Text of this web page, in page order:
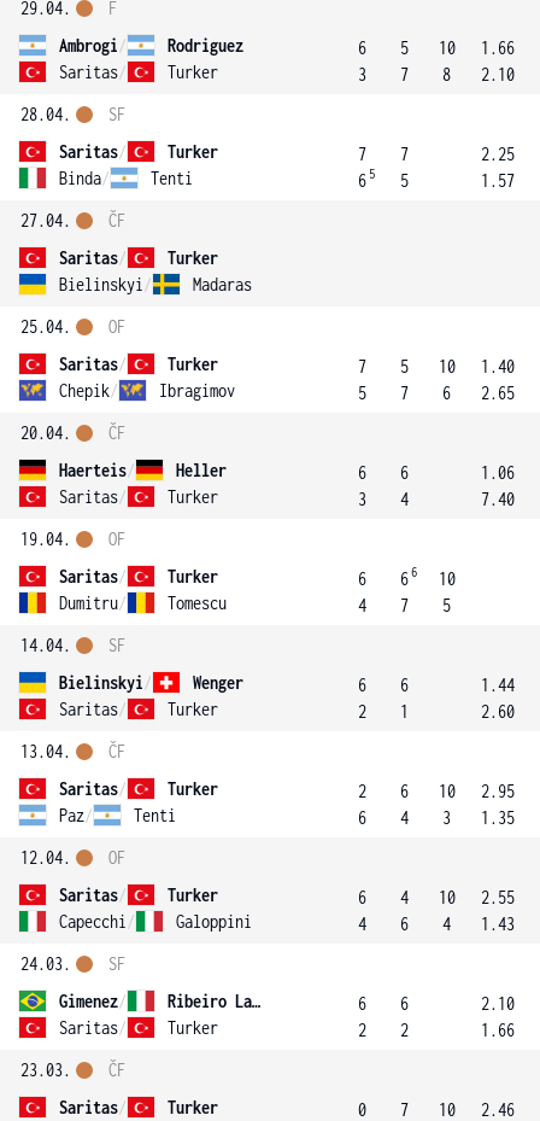
29.04.
Ambrogi/
Rodriguez
Saritas/ Turker
F
6
3
5
7
10
8
1.66
2.10
28.04.
Saritas/
Turker
Binda/ Tenti
SF
7
6 5
7
5
2.25
1.57
27.04.
Saritas/
Turker
Bielinskyi / Madaras
ČF
25.04.
Saritas/
Turker
Chepik/ Ibragimov
OF
7
5
5
7
10
6
1.40
2.65
20.04.
Haerteis/
Heller
Saritas/ Turker
ČF
6
3
6
4
1.06
7.40
19.04.
Saritas/
Turker
Dumitru/ Tomescu
OF
6
4
66
7
10
5
14.04.
Bielinskyi/
Wenger
Saritas/ Turker
SF
6
2
6
1
1.44
2.60
13.04.
Saritas/
Turker
Paz/ Tenti
ČF
2
6
6
4
10
3
2.95
1.35
12.04.
Saritas/
Turker
Capecchi / Galoppini
OF
6
4
4
6
10
4
2.55
1.43
24.03.
Gimenez/
Ribeiro Lago
Saritas/ Turker
SF
6
2
6
2
2.10
1.66
23.03.
Saritas/
Turker
ČF
0
7
10
2.46